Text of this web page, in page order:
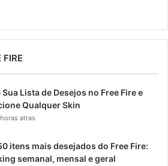
FIRE
Sua Lista de Desejos no Free Fire e
Qualquer Skin
atras
itens mais desejados do Free Fire:
semanal, mensal e geral